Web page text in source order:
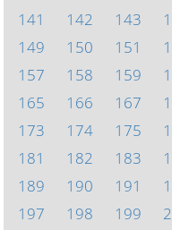
141
142 143
149
150 151
157
158 159
165
166 167
173
174 175
181
182 183
189
190 191
197
198 199